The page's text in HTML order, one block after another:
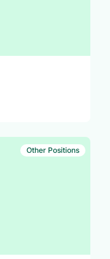
Other Positions